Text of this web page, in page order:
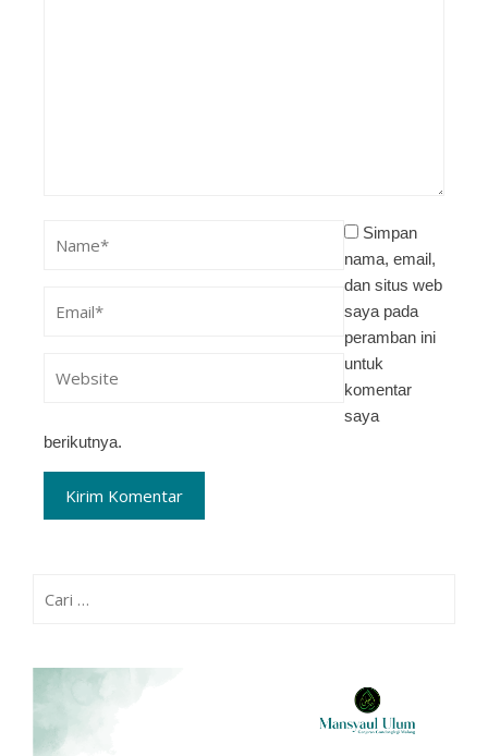
Simpan
nama, email,
dan situs web
saya pada
peramban ini
untuk
komentar
saya
berikutnya.
untuk: